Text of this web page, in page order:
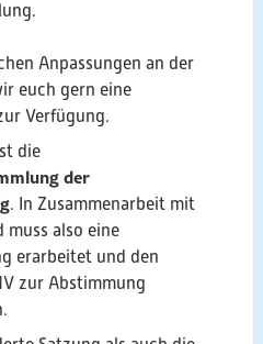
Anpassungen an der
euch gern eine
Verfügung.
die
der
. In Zusammenarbeit mit
muss also eine
erarbeitet und den
zur Abstimmung